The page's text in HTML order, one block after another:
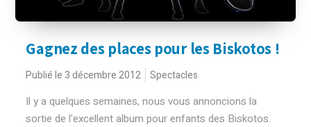
Gagnez des places pour les Biskotos !
Publié le 3 décembre 2012 Spectacles
Il y a quelques semaines, nous vous annoncions la
sortie de l'excellent album pour enfants des Biskotos.